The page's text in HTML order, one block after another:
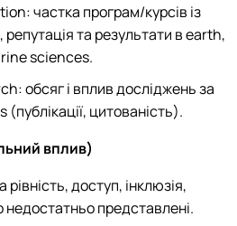
частка програм/курсів із
репутація та результати в earth,
sciences.
обсяг і вплив досліджень за
(публікації, цитованість).
вплив)
доступ, інклюзія,
недостатньо представлені.